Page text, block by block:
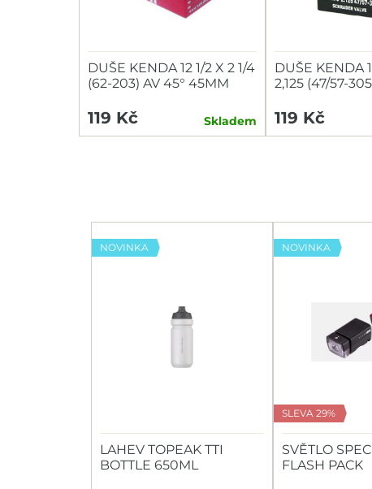
DUŠE KENDA 12 1/2 X 2 1/4
(62-203) AV 45° 45MM
119 Kč Skladem
DUŠE KENDA
2,125 (47/57-
119 Kč
NOVINKA
LAHEV TOPEAK TTI
BOTTLE 650ML
NOVINKA
SLEVA 29%
SVĚTLO
FLASH PACK